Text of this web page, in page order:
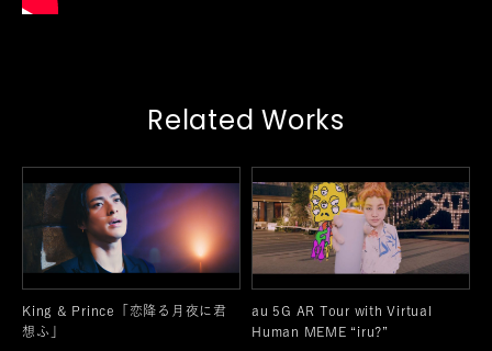
Related Works
King & Prince「恋降る月夜に君
想ふ」
au 5G AR Tour with Virtual
Human MEME “iru?”